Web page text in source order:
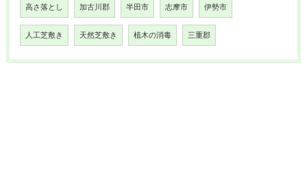
高さ落とし 加古川郡 半田市 志摩市 伊勢市
人工芝敷き 天然芝敷き 植木の消毒 三重郡